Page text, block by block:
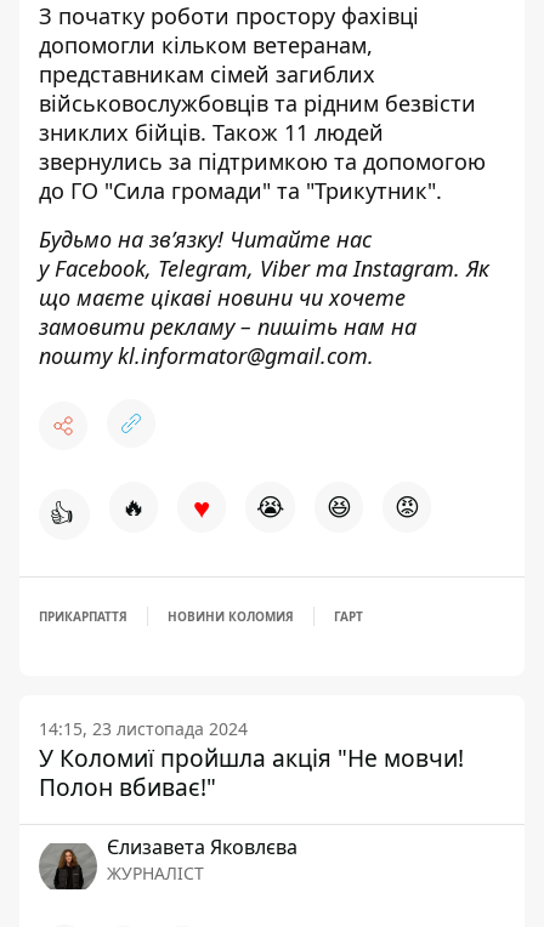
З початку роботи простору фахівці
допомогли кільком ветеранам,
представникам сімей загиблих
військовослужбовців та рідним безвісти
зниклих бійців. Також 11 людей
звернулись за підтримкою та допомогою
до ГО "Сила громади" та "Трикутник".
Будьмо на зв’язку! Читайте нас
уFacebook, Telegram, ViberтаInstagram. Як
що маєте цікаві новини чи хочете
замовити рекламу – пишіть нам на
поштуkl.informator@gmail.com.
👍 🔥 ♥ 😭 😆 😡
ПРИКАРПАТТЯ НОВИНИ КОЛОМИЯ ГАРТ
14:15, 23 листопада 2024
У Коломиї пройшла акція "Не мовчи!
Полон вбиває!"
Єлизавета Яковлєва
ЖУРНАЛІСТ